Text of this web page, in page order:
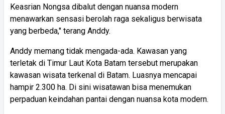
Keasrian Nongsa dibalut dengan nuansa modern
menawarkan sensasi berolah raga sekaligus berwisata
yang berbeda," terang Anddy.
Anddy memang tidak mengada-ada. Kawasan yang
terletak di Timur Laut Kota Batam tersebut merupakan
kawasan wisata terkenal di Batam. Luasnya mencapai
hampir 2.300 ha. Di sini wisatawan bisa menemukan
perpaduan keindahan pantai dengan nuansa kota modern.